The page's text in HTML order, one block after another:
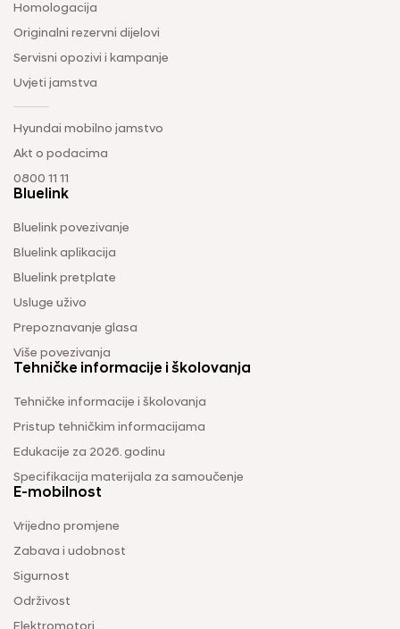
Homologacija
Originalni rezervni dijelovi
Servisni opozivi i kampanje
Uvjeti jamstva
Hyundai mobilno jamstvo
Akt o podacima
0800 11 11
Bluelink
Bluelink povezivanje
Bluelink aplikacija
Bluelink pretplate
Usluge uživo
Prepoznavanje glasa
Više povezivanja
Tehničke informacije i školovanja
Tehničke informacije i školovanja
Pristup tehničkim informacijama
Edukacije za 2026. godinu
Specifikacija materijala za samoučenje
E-mobilnost
Vrijedno promjene
Zabava i udobnost
Sigurnost
Održivost